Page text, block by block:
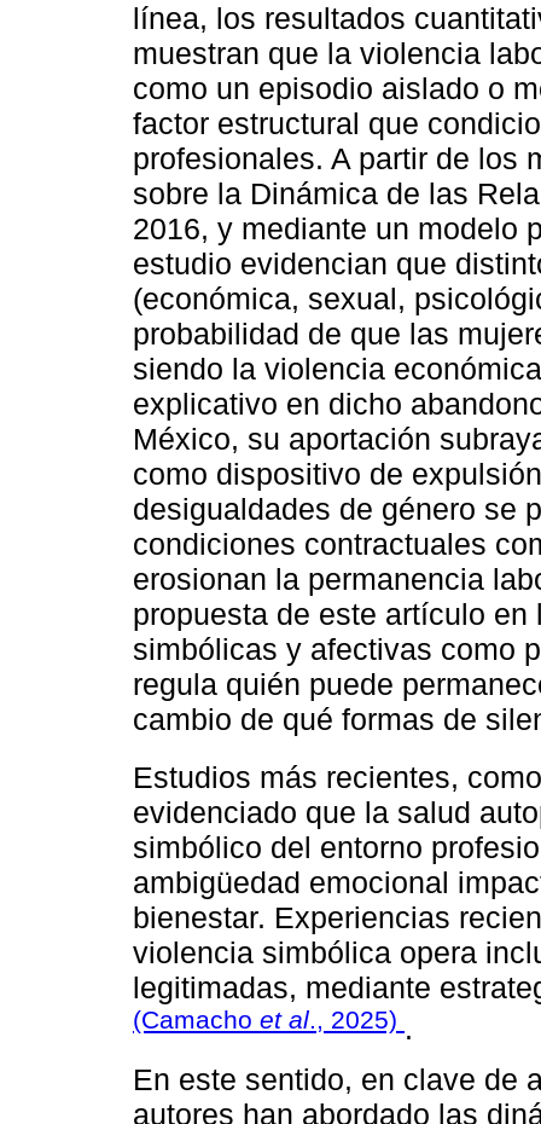
línea, los resultados
muestran que la violencia
como un episodio aislado o
factor estructural que
profesionales. A partir de los
sobre la Dinámica de las
2016, y mediante un modelo
estudio evidencian que
(económica, sexual,
probabilidad de que las
siendo la violencia
explicativo en dicho
México, su aportación
como dispositivo de
desigualdades de género se
condiciones contractuales
erosionan la permanencia
propuesta de este artículo
simbólicas y afectivas como
regula quién puede
cambio de qué formas de
Estudios más recientes,
evidenciado que la salud
simbólico del entorno
ambigüedad emocional
bienestar. Experiencias
violencia simbólica opera
legitimadas, mediante
(Camacho et al., 2025) .
En este sentido, en clave de
autores han abordado las